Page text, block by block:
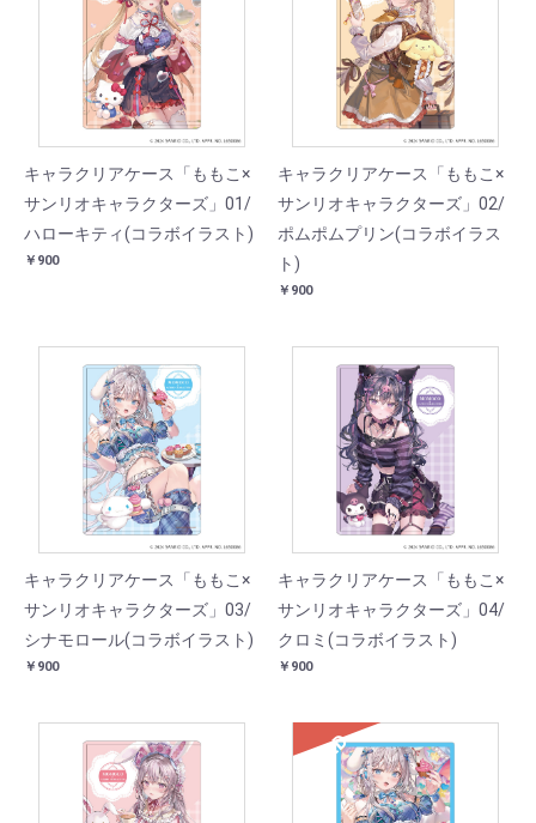
キャラクリアケース「ももこ×
サンリオキャラクターズ」01/
ハローキティ(コラボイラスト)
￥900
キャラクリアケース「ももこ×
サンリオキャラクターズ」02/
ポムポムプリン(コラボイラス
ト)
￥900
キャラクリアケース「ももこ×
サンリオキャラクターズ」03/
シナモロール(コラボイラスト)
￥900
キャラクリアケース「ももこ×
サンリオキャラクターズ」04/
クロミ(コラボイラスト)
￥900
SOLD